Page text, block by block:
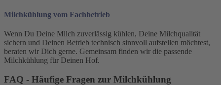
Milchkühlung vom Fachbetrieb
Wenn Du Deine Milch zuverlässig kühlen, Deine Milchqualität
sichern und Deinen Betrieb technisch sinnvoll aufstellen möchtest,
beraten wir Dich gerne. Gemeinsam finden wir die passende
Milchkühlung für Deinen Hof.
FAQ - Häufige Fragen zur Milchkühlung